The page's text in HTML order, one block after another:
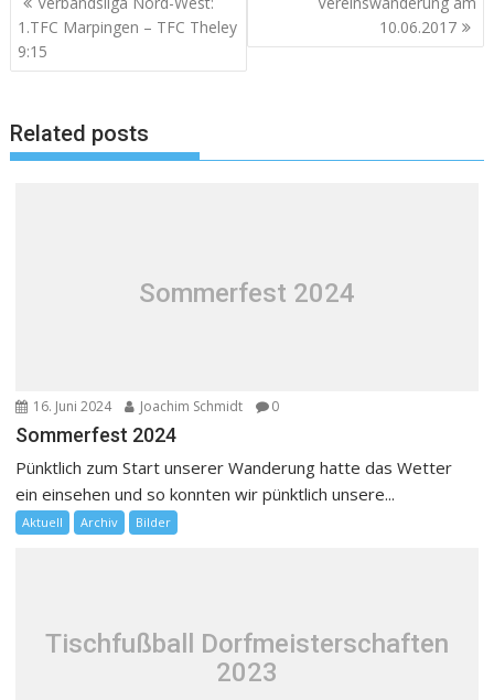
1.TFC Marpingen – TFC Theley
9:15
10.06.2017
Related posts
Sommerfest 2024
16. Juni 2024 Joachim Schmidt 0
Sommerfest 2024
Pünktlich zum Start unserer Wanderung hatte das Wetter
ein einsehen und so konnten wir pünktlich unsere...
Aktuell Archiv Bilder
Tischfußball Dorfmeisterschaften
2023